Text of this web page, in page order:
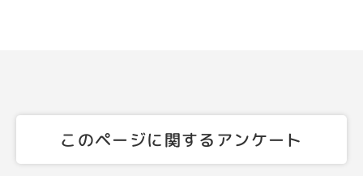
このページに関するアンケート